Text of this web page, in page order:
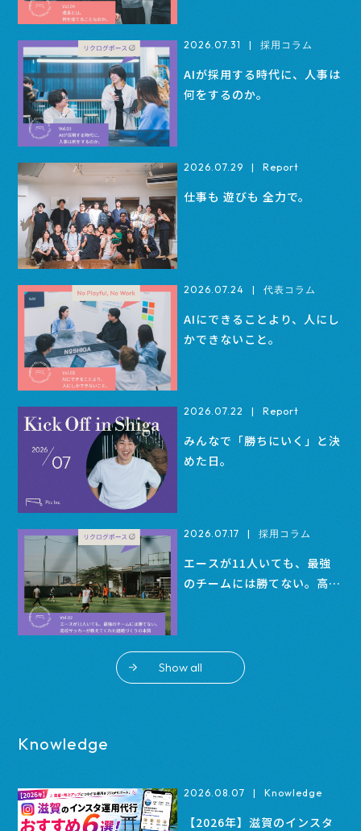
2026.07.31 | 採用コラム
AIが採用する時代に、人事は
何をするのか。
2026.07.29 | Report
仕事も 遊びも 全力で。
2026.07.24 | 代表コラム
AIにできることより、人にし
かできないこと。
2026.07.22 | Report
みんなで「勝ちにいく」と決
めた日。
2026.07.17 | 採用コラム
エースが11人いても、最強
のチームには勝てない。高校
Show all
Knowledge
2026.08.07 | Knowledge
【2026年】滋賀のインスタ